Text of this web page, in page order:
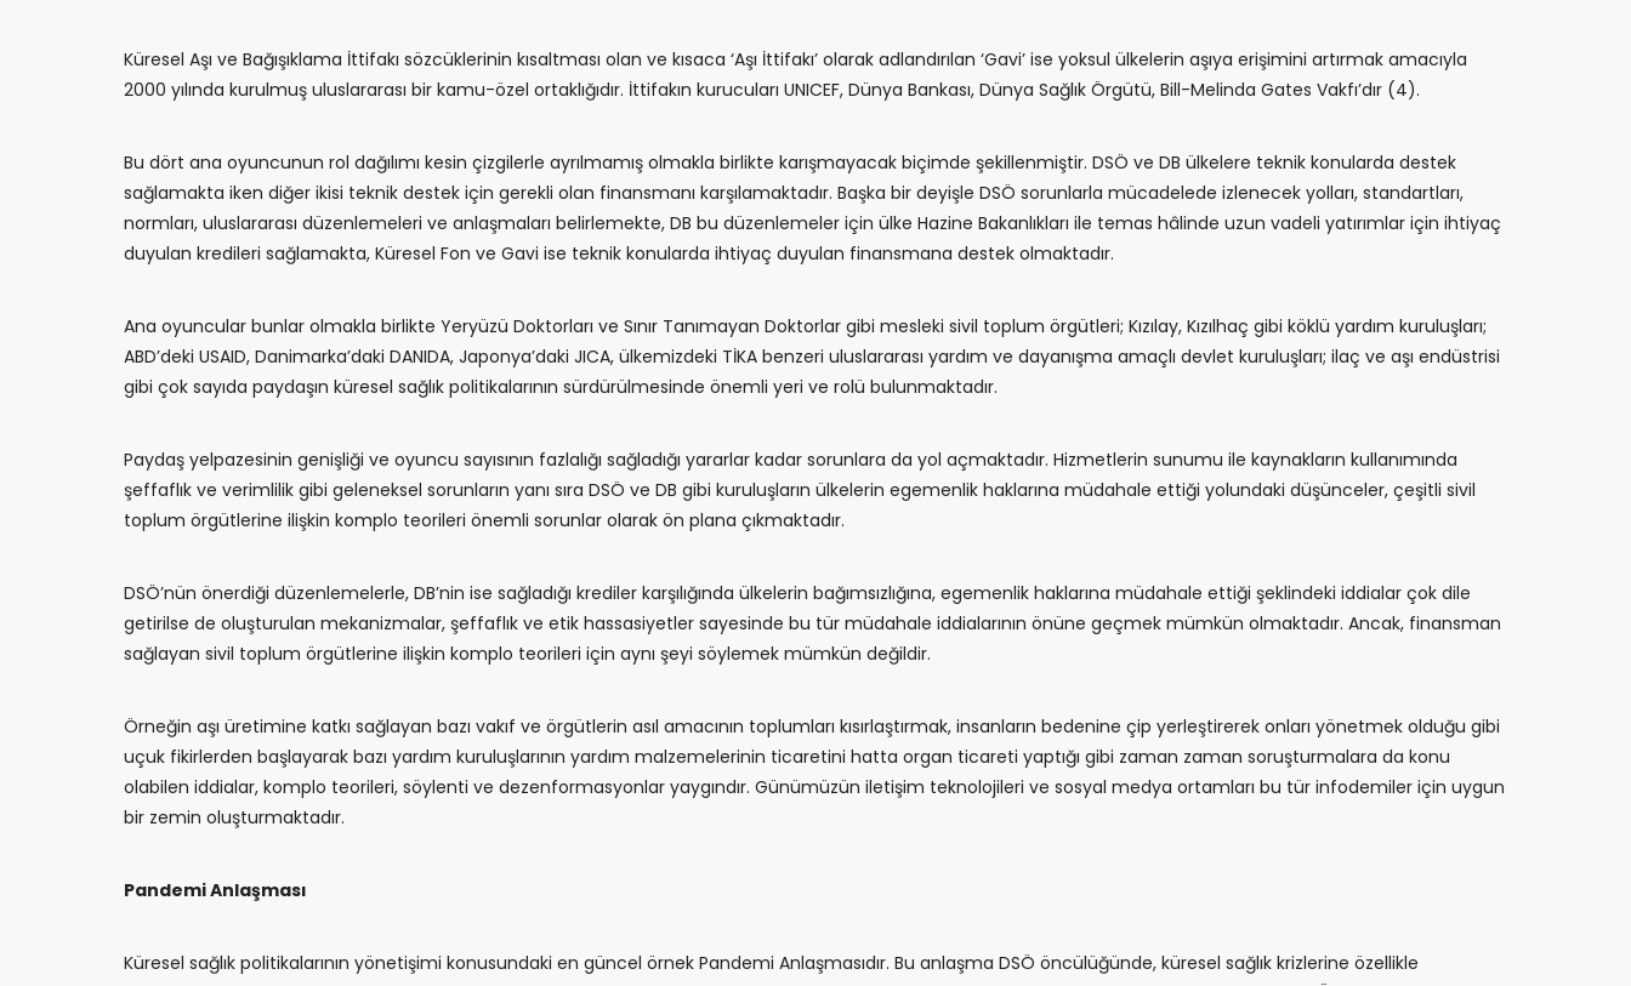
Küresel Aşı ve Bağışıklama İttifakı sözcüklerinin kısaltması olan ve kısaca ‘Aşı İttifakı’ olarak adlandırılan ‘Gavi’ ise yoksul ülkelerin aşıya erişimini artırmak amacıyla
2000 yılında kurulmuş uluslararası bir kamu-özel ortaklığıdır. İttifakın kurucuları UNICEF, Dünya Bankası, Dünya Sağlık Örgütü, Bill-Melinda Gates Vakfı’dır (4).
Bu dört ana oyuncunun rol dağılımı kesin çizgilerle ayrılmamış olmakla birlikte karışmayacak biçimde şekillenmiştir. DSÖ ve DB ülkelere teknik konularda destek
sağlamakta iken diğer ikisi teknik destek için gerekli olan finansmanı karşılamaktadır. Başka bir deyişle DSÖ sorunlarla mücadelede izlenecek yolları, standartları,
normları, uluslararası düzenlemeleri ve anlaşmaları belirlemekte, DB bu düzenlemeler için ülke Hazine Bakanlıkları ile temas hâlinde uzun vadeli yatırımlar için ihtiyaç
duyulan kredileri sağlamakta, Küresel Fon ve Gavi ise teknik konularda ihtiyaç duyulan finansmana destek olmaktadır.
Ana oyuncular bunlar olmakla birlikte Yeryüzü Doktorları ve Sınır Tanımayan Doktorlar gibi mesleki sivil toplum örgütleri; Kızılay, Kızılhaç gibi köklü yardım kuruluşları;
ABD’deki USAID, Danimarka’daki DANIDA, Japonya’daki JICA, ülkemizdeki TİKA benzeri uluslararası yardım ve dayanışma amaçlı devlet kuruluşları; ilaç ve aşı endüstrisi
gibi çok sayıda paydaşın küresel sağlık politikalarının sürdürülmesinde önemli yeri ve rolü bulunmaktadır.
Paydaş yelpazesinin genişliği ve oyuncu sayısının fazlalığı sağladığı yararlar kadar sorunlara da yol açmaktadır. Hizmetlerin sunumu ile kaynakların kullanımında
şeffaflık ve verimlilik gibi geleneksel sorunların yanı sıra DSÖ ve DB gibi kuruluşların ülkelerin egemenlik haklarına müdahale ettiği yolundaki düşünceler, çeşitli sivil
toplum örgütlerine ilişkin komplo teorileri önemli sorunlar olarak ön plana çıkmaktadır.
DSÖ’nün önerdiği düzenlemelerle, DB’nin ise sağladığı krediler karşılığında ülkelerin bağımsızlığına, egemenlik haklarına müdahale ettiği şeklindeki iddialar çok dile
getirilse de oluşturulan mekanizmalar, şeffaflık ve etik hassasiyetler sayesinde bu tür müdahale iddialarının önüne geçmek mümkün olmaktadır. Ancak, finansman
sağlayan sivil toplum örgütlerine ilişkin komplo teorileri için aynı şeyi söylemek mümkün değildir.
Örneğin aşı üretimine katkı sağlayan bazı vakıf ve örgütlerin asıl amacının toplumları kısırlaştırmak, insanların bedenine çip yerleştirerek onları yönetmek olduğu gibi
uçuk fikirlerden başlayarak bazı yardım kuruluşlarının yardım malzemelerinin ticaretini hatta organ ticareti yaptığı gibi zaman zaman soruşturmalara da konu
olabilen iddialar, komplo teorileri, söylenti ve dezenformasyonlar yaygındır. Günümüzün iletişim teknolojileri ve sosyal medya ortamları bu tür infodemiler için uygun
bir zemin oluşturmaktadır.
Pandemi Anlaşması
Küresel sağlık politikalarının yönetişimi konusundaki en güncel örnek Pandemi Anlaşmasıdır. Bu anlaşma DSÖ öncülüğünde, küresel sağlık krizlerine özellikle